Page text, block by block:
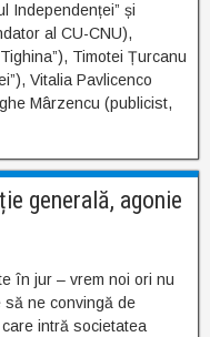
Independenței” și
al CU-CNU),
Timotei Țurcanu
Vitalia Pavlicenco
Mârzencu (publicist,
generală, agonie
în jur – vrem noi ori nu
să ne convingă de
intră societatea